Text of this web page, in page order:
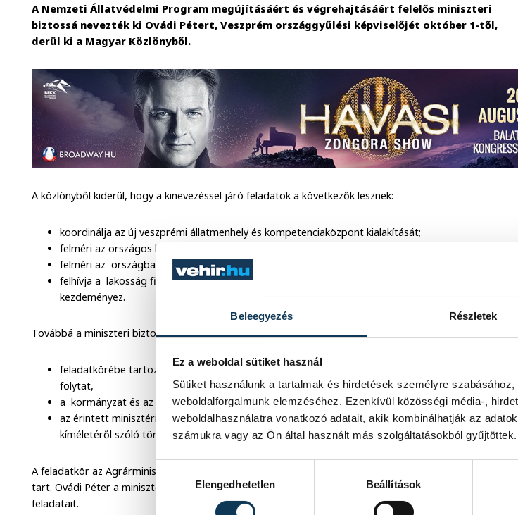
Beleegyezés Részletek
Ez a weboldal sütiket használ
Sütiket használunk a tartalmak és hirdetések személyre
weboldalforgalmunk elemzéséhez. Ezenkívül közösségi média-,
weboldalhasználatra vonatkozó adatait, akik kombinálhatják az
számukra vagy az Ön által használt más szolgáltatásokból gyűjtöttek.
Elengedhetetlen
Beállítások
A Nemzeti Állatvédelmi Program megújításáért és végrehajtásáért felelős miniszteri
biztossá nevezték ki Ovádi Pétert, Veszprém országgyűlési képviselőjét október 1-től,
derül ki a Magyar Közlönyből.
A közlönyből kiderül, hogy a kinevezéssel járó feladatok a következők lesznek:
koordinálja az új veszprémi állatmenhely és kompetenciaközpont kialakítását;
felméri az országos kóborállat-helyzetet, és javaslatot tesz az országos ivartalanítási program
felméri az országban található gyepmesteri telepek állapotát, és javaslatot tesz azok
felhívja a lakosság figyelmét a felelős állattartás szabályaira, amellyel kapcsolatban szükség
kezdeményez.
Továbbá a miniszteri biztos feladatai ellátása érdekében
feladatkörébe tartozó ügyekkel kapcsolatban az érintett minisztériumok, szervezetek
folytat,
a kormányzat és az állatvédelemmel foglalkozó civil szervezetek között szorosabb
az érintett minisztériumokkal és szakmai szervezetekkel együttműködve javaslatot tesz az
kíméletéről szóló törvény felülvizsgálatára.
A feladatkör az Agrárminisztérium alá fog tartozni és visszavonásig, de legfeljebb két évig
tart. Ovádi Péter a miniszteri biztosi pozíciója mellett továbbra is ellátja országgyűlési képviselői
feladatait.